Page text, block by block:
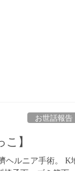
お世話報告
こ】
ヘルニア手術。 K